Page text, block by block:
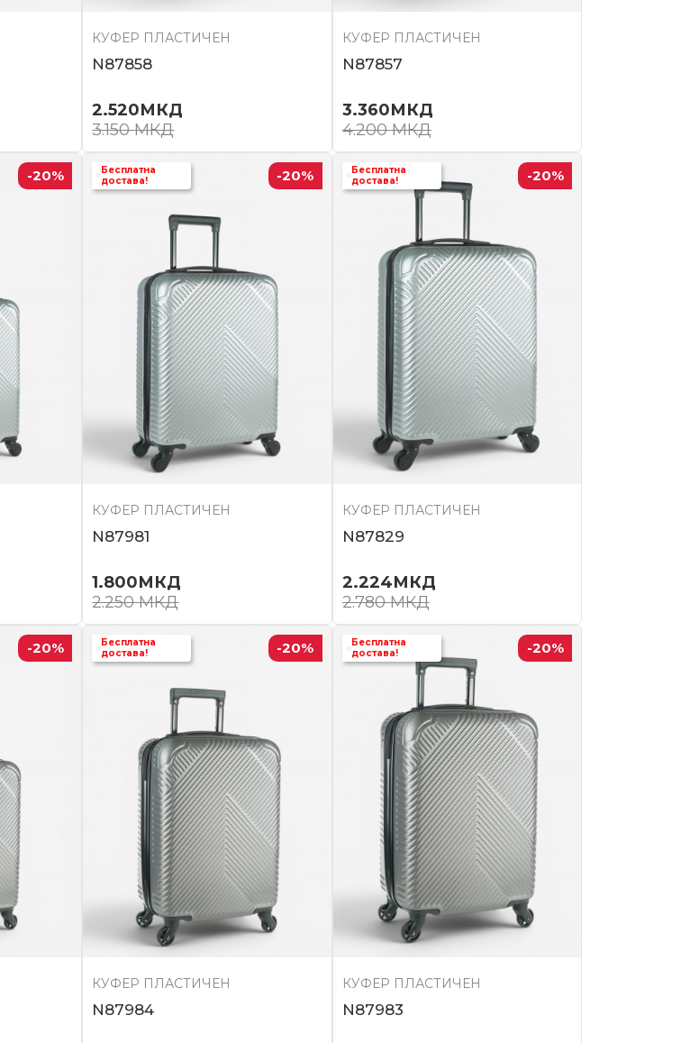
КУФЕР ПЛАСТИЧЕН
N87858
2.520МКД
3.150МКД
КУФЕР ПЛАСТИЧЕН
N87857
3.360МКД
4.200МКД
-20%
Бесплатна
достава!
-20%
КУФЕР ПЛАСТИЧЕН
N87981
1.800МКД
2.250МКД
Бесплатна
достава!
-20%
КУФЕР ПЛАСТИЧЕН
N87829
2.224МКД
2.780МКД
-20%
Бесплатна
достава!
-20%
КУФЕР ПЛАСТИЧЕН
N87984
Бесплатна
достава!
-20%
КУФЕР ПЛАСТИЧЕН
N87983